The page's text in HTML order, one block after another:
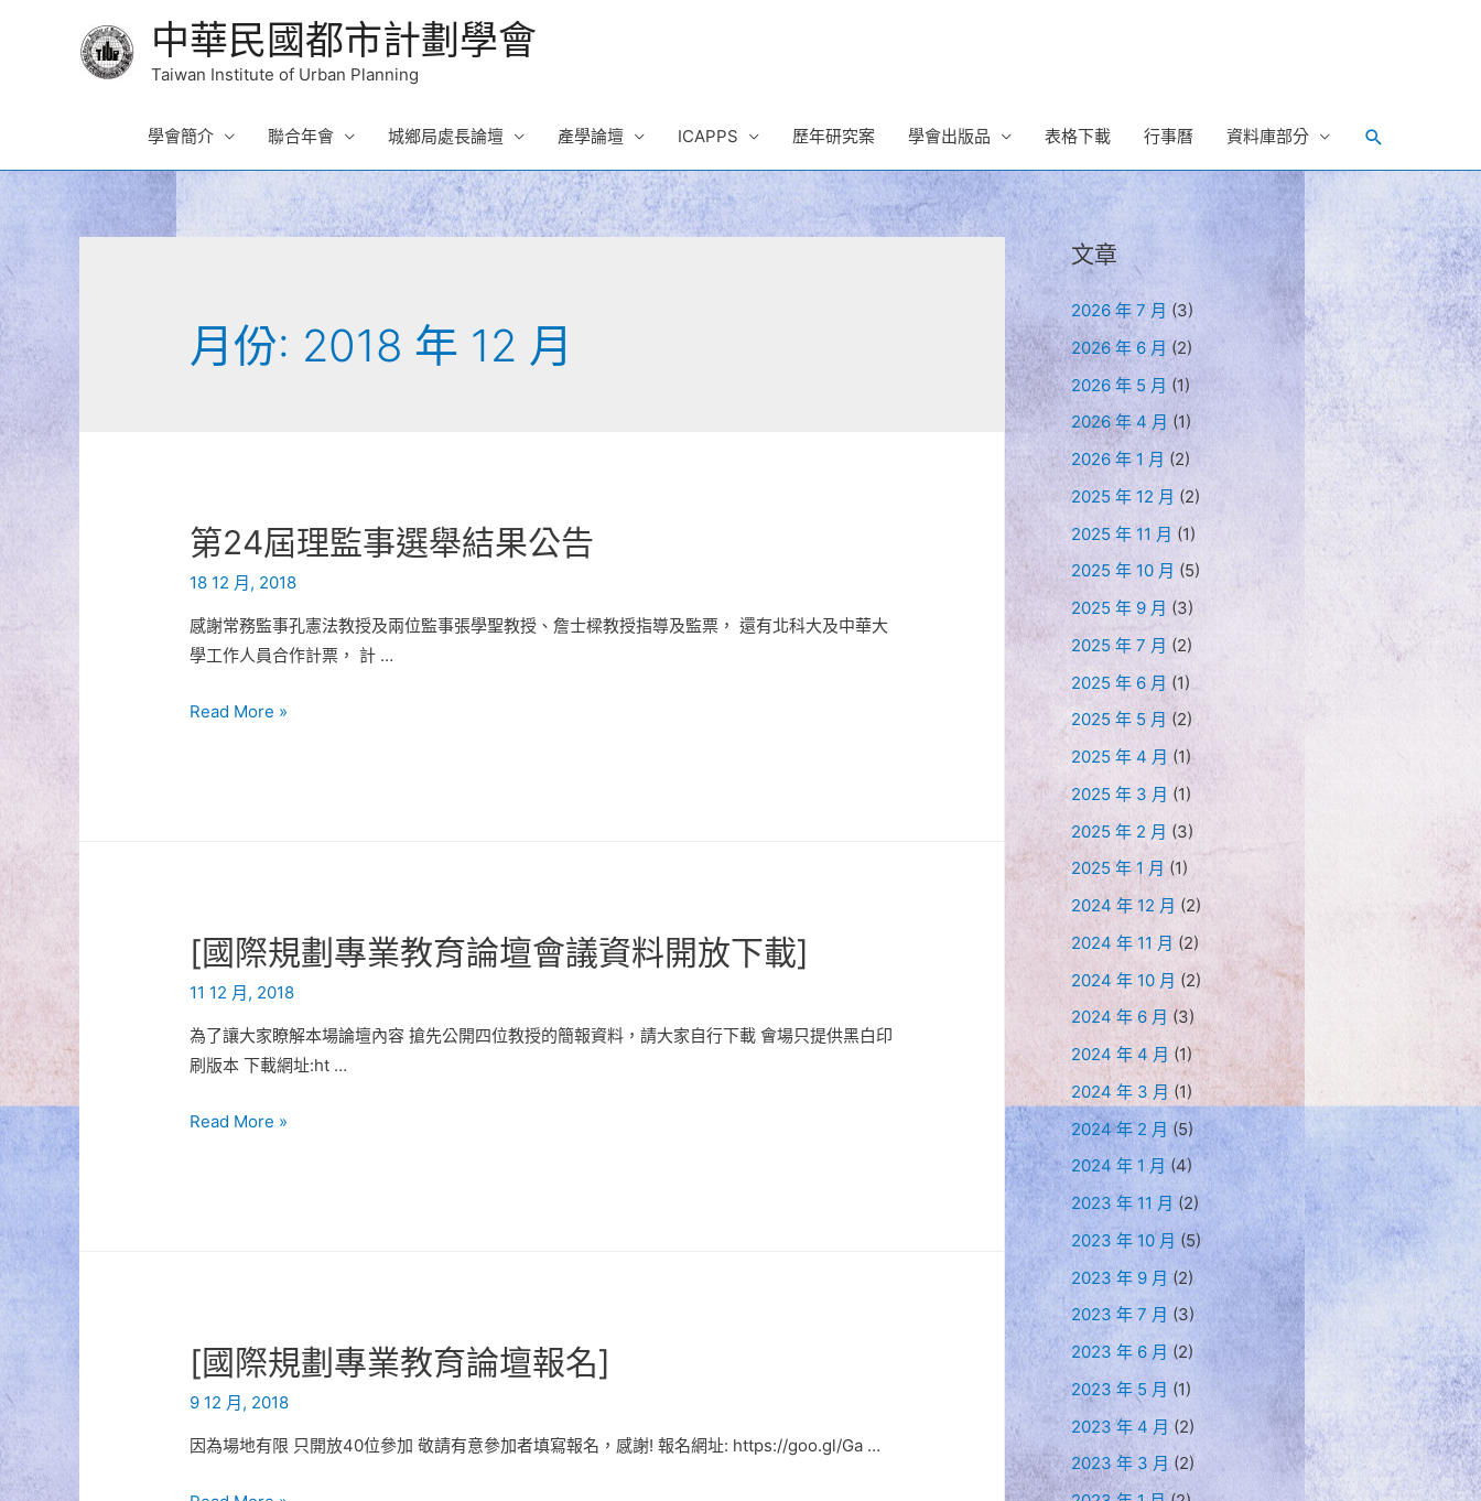
中華民國都市計劃學會
Taiwan Institute of Urban Planning
學會簡介 聯合年會 城鄉局處長論壇 產學論壇 ICAPPS 歷年研究案 學會出版品 表格下載 行事曆 資料庫部分 Search
月份: 2018 年 12 月
第24屆理監事選舉結果公告
18 12 月, 2018
感謝常務監事孔憲法教授及兩位監事張學聖教授、詹士樑教授指導及監票， 還有北科大及中華大
學工作人員合作計票， 計 …
第
結
告
Read More »
[國際規劃專業教育論壇會議資料開放下載]
11 12 月, 2018
為了讓大家瞭解本場論壇內容 搶先公開四位教授的簡報資料，請大家自行下載 會場只提供黑白印
刷版本 下載網址:ht …
[國
論
議
Read More »
[國際規劃專業教育論壇報名]
9 12 月, 2018
因為場地有限 只開放40位參加 敬請有意參加者填寫報名，感謝! 報名網址: https://goo.gl/Ga …
文章
2026 年 7 月 (3)
2026 年 6 月 (2)
2026 年 5 月 (1)
2026 年 4 月 (1)
2026 年 1 月 (2)
2025 年 12 月 (2)
2025 年 11 月 (1)
2025 年 10 月 (5)
2025 年 9 月 (3)
2025 年 7 月 (2)
2025 年 6 月 (1)
2025 年 5 月 (2)
2025 年 4 月 (1)
2025 年 3 月 (1)
2025 年 2 月 (3)
2025 年 1 月(1)
2024 年 12 月 (2)
2024 年 11 月 (2)
2024 年 10 月 (2)
2024 年 6 月 (3)
2024 年 4 月 (1)
2024 年 3 月 (1)
2024 年 2 月 (5)
2024 年 1 月 (4)
2023 年 11 月 (2)
2023 年 10 月 (5)
2023 年 9 月 (2)
2023 年 7 月 (3)
2023 年 6 月 (2)
2023 年 5 月 (1)
2023 年 4 月 (2)
2023 年 3 月(2)